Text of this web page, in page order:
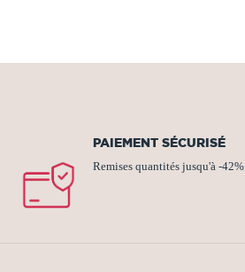
PAIEMENT SÉCURISÉ
Remises quantités jusqu'à -42%